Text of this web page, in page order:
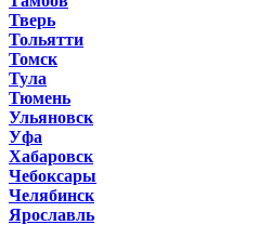
Тверь
Тольятти
Томск
Тула
Тюмень
Ульяновск
Уфа
Хабаровск
Чебоксары
Челябинск
Ярославль